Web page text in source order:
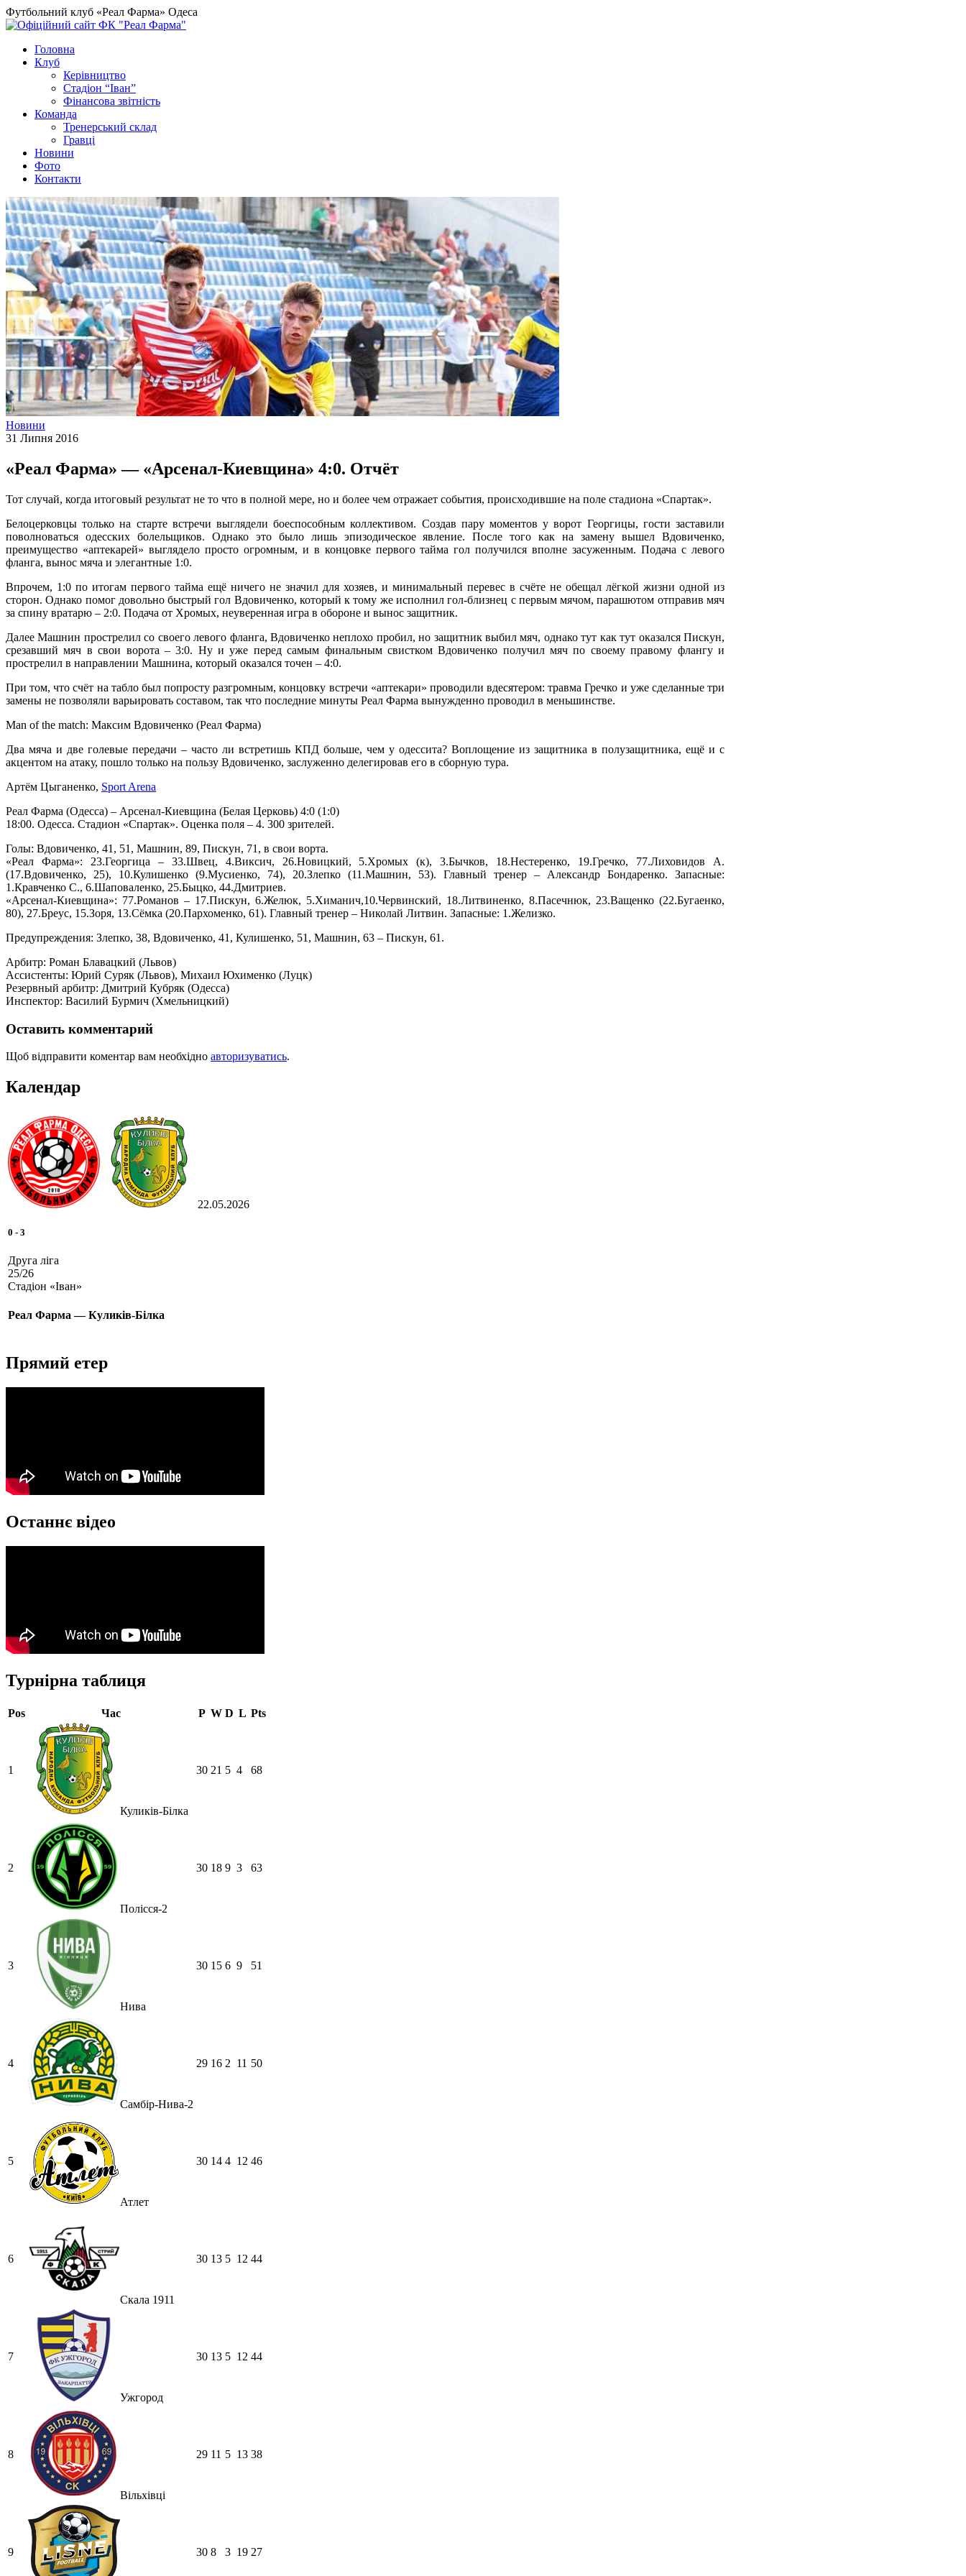
Футбольний клуб «Реал Фарма» Одеса
Головна
Клуб
Керівництво
Стадіон “Іван”
Фінансова звітність
Команда
Тренерський склад
Гравці
Новини
Фото
Контакти
Новини
31 Липня 2016
«Реал Фарма» — «Арсенал-Киевщина» 4:0. Отчёт
Тот случай, когда итоговый результат не то что в полной мере, но и более чем отражает события, происходившие на поле стадиона «Спартак».
Белоцерковцы только на старте встречи выглядели боеспособным коллективом. Создав пару моментов у ворот Георгицы, гости заставили
поволноваться одесских болельщиков. Однако это было лишь эпизодическое явление. После того как на замену вышел Вдовиченко,
преимущество «аптекарей» выглядело просто огромным, и в концовке первого тайма гол получился вполне засуженным. Подача с левого
фланга, вынос мяча и элегантные 1:0.
Впрочем, 1:0 по итогам первого тайма ещё ничего не значил для хозяев, и минимальный перевес в счёте не обещал лёгкой жизни одной из
сторон. Однако помог довольно быстрый гол Вдовиченко, который к тому же исполнил гол-близнец с первым мячом, парашютом отправив мяч
за спину вратарю – 2:0. Подача от Хромых, неуверенная игра в обороне и вынос защитник.
Далее Машнин прострелил со своего левого фланга, Вдовиченко неплохо пробил, но защитник выбил мяч, однако тут как тут оказался Пискун,
срезавший мяч в свои ворота – 3:0. Ну и уже перед самым финальным свистком Вдовиченко получил мяч по своему правому флангу и
прострелил в направлении Машнина, который оказался точен – 4:0.
При том, что счёт на табло был попросту разгромным, концовку встречи «аптекари» проводили вдесятером: травма Гречко и уже сделанные три
замены не позволяли варьировать составом, так что последние минуты Реал Фарма вынужденно проводил в меньшинстве.
Man of the match: Максим Вдовиченко (Реал Фарма)
Два мяча и две голевые передачи – часто ли встретишь КПД больше, чем у одессита? Воплощение из защитника в полузащитника, ещё и с
акцентом на атаку, пошло только на пользу Вдовиченко, заслуженно делегировав его в сборную тура.
Артём Цыганенко, Sport Arena
Реал Фарма (Одесса) – Арсенал-Киевщина (Белая Церковь) 4:0 (1:0)
18:00. Одесса. Стадион «Спартак». Оценка поля – 4. 300 зрителей.
Голы: Вдовиченко, 41, 51, Машнин, 89, Пискун, 71, в свои ворта.
«Реал Фарма»: 23.Георгица – 33.Швец, 4.Виксич, 26.Новицкий, 5.Хромых (к), 3.Бычков, 18.Нестеренко, 19.Гречко, 77.Лиховидов А.
(17.Вдовиченко, 25), 10.Кулишенко (9.Мусиенко, 74), 20.Злепко (11.Машнин, 53). Главный тренер – Александр Бондаренко. Запасные:
1.Кравченко С., 6.Шаповаленко, 25.Быцко, 44.Дмитриев.
«Арсенал-Киевщина»: 77.Романов – 17.Пискун, 6.Желюк, 5.Химанич,10.Червинский, 18.Литвиненко, 8.Пасечнюк, 23.Ващенко (22.Бугаенко,
80), 27.Бреус, 15.Зоря, 13.Сёмка (20.Пархоменко, 61). Главный тренер – Николай Литвин. Запасные: 1.Желизко.
Предупреждения: Злепко, 38, Вдовиченко, 41, Кулишенко, 51, Машнин, 63 – Пискун, 61.
Арбитр: Роман Блавацкий (Львов)
Ассистенты: Юрий Суряк (Львов), Михаил Юхименко (Луцк)
Резервный арбитр: Дмитрий Кубряк (Одесса)
Инспектор: Василий Бурмич (Хмельницкий)
Оставить комментарий
Щоб відправити коментар вам необхідно авторизуватись.
Календар
22.05.2026
0 - 3
Друга ліга
25/26
Стадіон «Іван»
Реал Фарма — Куликів-Білка
Прямий етер
Останнє відео
Турнірна таблиця
Pos Час P W D L Pts
1
Куликів-Білка
30 21 5 4 68
2
Полісся-2
30 18 9 3 63
3
Нива
30 15 6 9 51
4
Самбір-Нива-2
29 16 2 11 50
5
Атлет
30 14 4 12 46
6
Скала 1911
30 13 5 12 44
7
Ужгород
30 13 5 12 44
8
Вільхівці
29 11 5 13 38
9 30 8 3 19 27